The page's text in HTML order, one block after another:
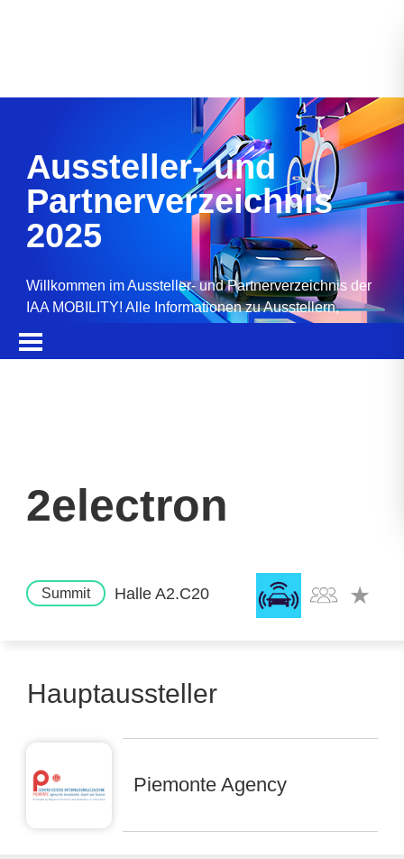
Aussteller- und
Partnerverzeichnis
2025
Willkommen im Aussteller- und Partnerverzeichnis der
IAA MOBILITY! Alle Informationen zu Ausstellern,
2electron
Summit Halle A2.C20
Hauptaussteller
Piemonte Agency